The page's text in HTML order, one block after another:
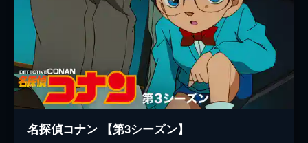
名探偵コナン 【第3シーズン】